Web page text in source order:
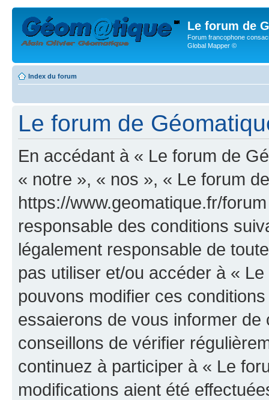
Le forum de
Forum francophone
Global Mapper ©
Index du forum
Le forum de
En accédant à « Le forum de
« notre », « nos », « Le forum
https://www.geomatique.fr/
responsable des conditions
légalement responsable de
pas utiliser et/ou accéder à «
pouvons modifier ces
essaierons de vous informer
conseillons de vérifier
continuez à participer à « Le
modifications aient été